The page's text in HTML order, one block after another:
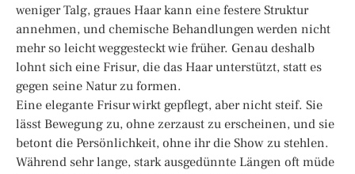
weniger Talg, graues Haar kann eine festere Struktur
annehmen, und chemische Behandlungen werden nicht
mehr so leicht weggesteckt wie früher. Genau deshalb
lohnt sich eine Frisur, die das Haar unterstützt, statt es
gegen seine Natur zu formen.
Eine elegante Frisur wirkt gepflegt, aber nicht steif. Sie
lässt Bewegung zu, ohne zerzaust zu erscheinen, und sie
betont die Persönlichkeit, ohne ihr die Show zu stehlen.
Während sehr lange, stark ausgedünnte Längen oft müde